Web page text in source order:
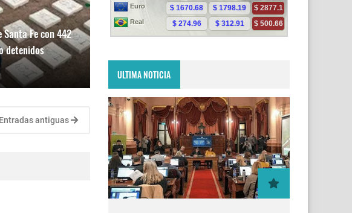
Fe con 442
detenidos
Entradas antiguas
ULTIMA NOTICIA